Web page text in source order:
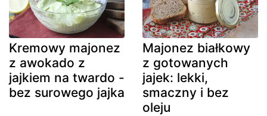
Kremowy majonez
z awokado z
jajkiem na twardo -
bez surowego jajka
Majonez białkowy
z gotowanych
jajek: lekki,
smaczny i bez
oleju